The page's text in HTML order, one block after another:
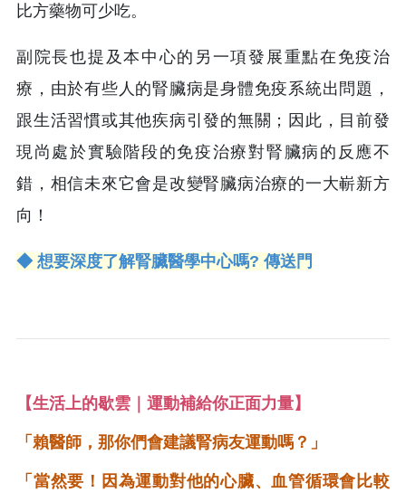
比方藥物可少吃。
副院長也提及本中心的另一項發展重點在免疫治
療，由於有些人的腎臟病是身體免疫系統出問題，
跟生活習慣或其他疾病引發的無關；因此，目前發
現尚處於實驗階段的免疫治療對腎臟病的反應不
錯，相信未來它會是改變腎臟病治療的一大嶄新方
向！
◆ 想要深度了解腎臟醫學中心嗎? 傳送門
【生活上的歇雲｜運動補給你正面力量】
「賴醫師，那你們會建議腎病友運動嗎？」
「當然要！因為運動對他的心臟、血管循環會比較